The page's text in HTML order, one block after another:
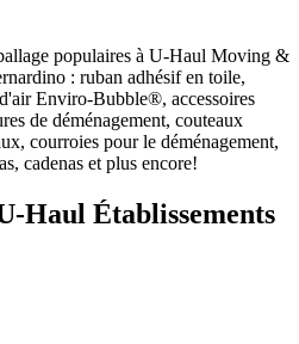
populaires à U-Haul Moving &
: ruban adhésif en toile,
Enviro-Bubble®, accessoires
de déménagement, couteaux
courroies pour le déménagement,
cadenas et plus encore!
Haul Établissements